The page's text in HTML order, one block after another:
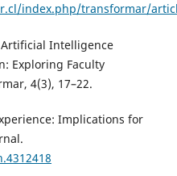
index.php/transformar/
Intelligence
Exploring Faculty
4(3), 17–22.
Implications for